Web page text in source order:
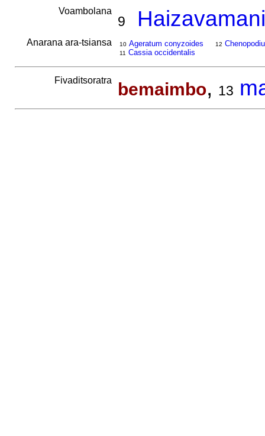
Voambolana
9
Anarana ara-tsiansa 10 Ageratum conyzoides
11 Cassia occidentalis
12
Fivaditsoratra bemaimbo, 13